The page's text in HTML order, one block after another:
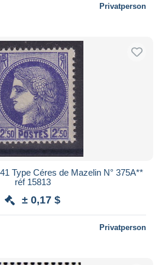
Privatperson
Type Céres de Mazelin N° 375A**
réf 15813
± 0,17 $
Privatperson